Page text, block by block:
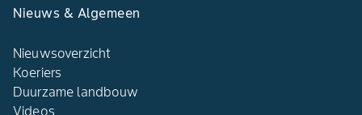
Nieuws & Algemeen
Nieuwsoverzicht
Koeriers
Duurzame landbouw
Videos